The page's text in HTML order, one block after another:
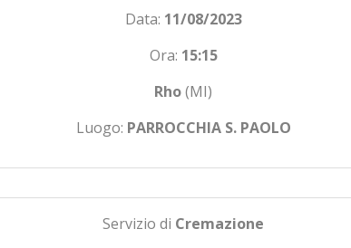
Data: 11/08/2023
Ora: 15:15
Rho(MI)
Luogo: PARROCCHIA S. PAOLO
Servizio di Cremazione